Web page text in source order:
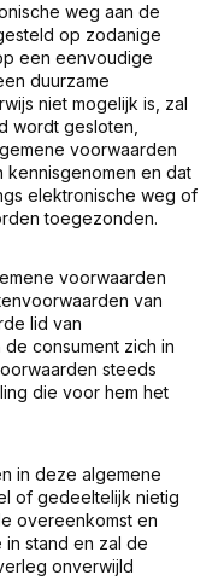
weg aan de
op zodanige
een eenvoudige
duurzame
niet mogelijk is, zal
wordt gesloten,
voorwaarden
en dat
elektronische weg of
toegezonden.
voorwaarden
van
lid van
consument zich in
steeds
die voor hem het
in deze algemene
of gedeeltelijk nietig
overeenkomst en
stand en zal de
onverwijld